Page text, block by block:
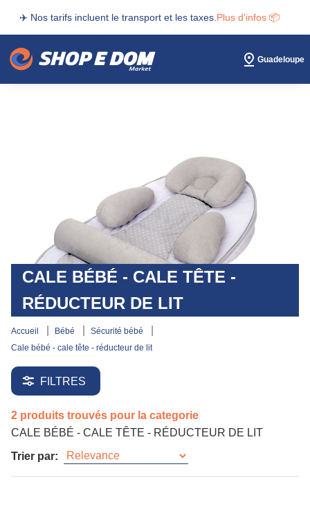
✈️ Nos tarifs incluent le transport et les taxes. Plus d'infos 📦
Guadeloupe
CALE BÉBÉ - CALE TÊTE -
RÉDUCTEUR DE LIT
accueil bébé
sécurité bébé
cale bébé - cale tête - réducteur de lit
FILTRES
2 produits trouvés pour la categorie
CALE BÉBÉ - CALE TÊTE - RÉDUCTEUR DE LIT
Trier par: